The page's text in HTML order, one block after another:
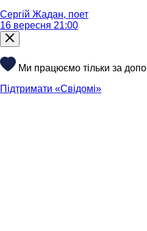
Сергій Жадан, поет
16 вересня 21:00
Ми працюємо тільки за
Підтримати «Свідомі»